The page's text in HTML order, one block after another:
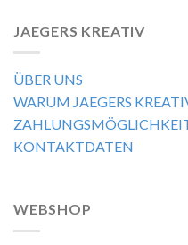
JAEGERS KREATIV
ÜBER UNS
WARUM JAEGERS
KONTAKTDATEN
WEBSHOP